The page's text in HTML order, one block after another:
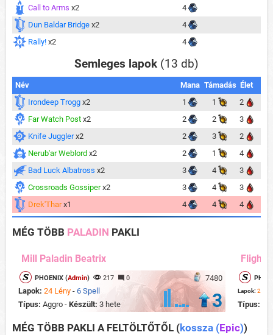
Call to Arms x2
4
Dun Baldar Bridge x2
4
Rally! x2 4
Semleges lapok (13 db)
Név Mana Támadás Élet
Irondeep Trogg x2 1 1
2
Far Watch Post x2 2 2
3
Knife Juggler x2 2 3
2
Nerub'ar Weblord x2 2 1
4
Bad Luck Albatross x2 3 4
3
Crossroads Gossiper x2 3 4
3
Drek'Thar x1 4 4 4
MÉG TÖBB PALADIN PAKLI
Mill Paladin Beatrix
7480
PHOENIX (Admin) 217 0
Lapok: 24 Lény - 6 Spell
Típus: Aggro - Készült: 3 hete 3
Flight
Lapok: 22
Típus:
MÉG TÖBB PAKLI A FELTÖLTŐTŐL (kossza (Epic))